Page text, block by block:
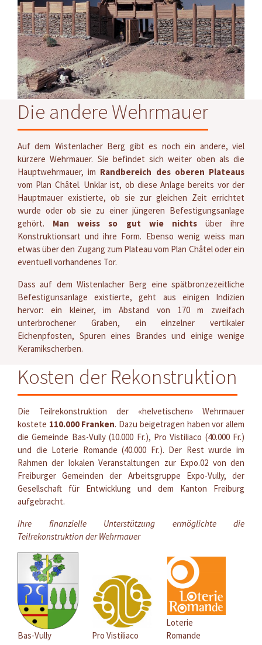
Die andere Wehrmauer
Auf dem Wistenlacher Berg gibt es noch ein andere, viel
kürzere Wehrmauer. Sie befindet sich weiter oben als die
Hauptwehrmauer, im Randbereich des oberen Plateaus
vom Plan Châtel. Unklar ist, ob diese Anlage bereits vor der
Hauptmauer existierte, ob sie zur gleichen Zeit errichtet
wurde oder ob sie zu einer jüngeren Befestigungsanlage
gehört. Man weiss so gut wie nichtsüber ihre
Konstruktionsart und ihre Form. Ebenso wenig weiss man
etwas über den Zugang zum Plateau vom Plan Châtel oder ein
eventuell vorhandenes Tor.
Dass auf dem Wistenlacher Berg eine spätbronzezeitliche
Befestigunsanlage existierte, geht aus einigen Indizien
hervor: ein kleiner, im Abstand von 170 m zweifach
unterbrochener Graben, ein einzelner vertikaler
Eichenpfosten, Spuren eines Brandes und einige wenige
Keramikscherben.
Kosten der Rekonstruktion
Die Teilrekonstruktion der «helvetischen» Wehrmauer
kostete 110.000 Franken. Dazu beigetragen haben vor allem
die Gemeinde Bas-Vully (10.000 Fr.), Pro Vistiliaco (40.000 Fr.)
und die Loterie Romande (40.000 Fr.). Der Rest wurde im
Rahmen der lokalen Veranstaltungen zur Expo.02 von den
Freiburger Gemeinden der Arbeitsgruppe Expo-Vully, der
Gesellschaft für Entwicklung und dem Kanton Freiburg
aufgebracht.
Ihre finanzielle Unterstützung ermöglichte die
Teilrekonstruktion der Wehrmauer
Bas-Vully Pro Vistiliaco
Loterie
Romande